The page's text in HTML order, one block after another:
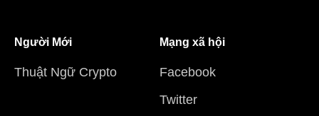
Người Mới
Thuật Ngữ Crypto
Mạng xã hội
Facebook
Twitter